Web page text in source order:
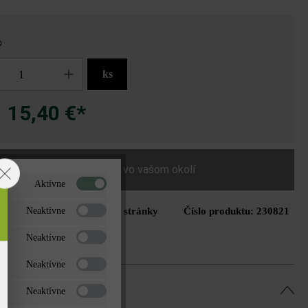
ks
15,40 €*
Nájdite predajcu vo vašom okolí
zoznamu želaní Tlač stránky Číslo produktu: 230821
Aktívne
Neaktívne
Neaktívne
Neaktívne
Neaktívne